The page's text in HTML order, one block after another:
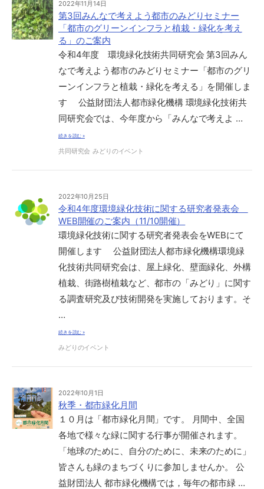
2022年11月14日
第3回みんなで考えよう都市のみどりセミナー
「都市のグリーンインフラと植栽・緑化を考え
る」のご案内
令和4年度 環境緑化技術共同研究会 第3回みん
なで考えよう都市のみどりセミナー「都市のグリ
ーンインフラと植栽・緑化を考える」を開催しま
す 公益財団法人都市緑化機構 環境緑化技術共
同研究会では、今年度から「みんなで考えよ …
続きを読む »
共同研究会 みどりのイベント
2022年10月25日
令和4年度環境緑化技術に関する研究者発表会
WEB開催のご案内（11/10開催）
環境緑化技術に関する研究者発表会をWEBにて
開催します 公益財団法人都市緑化機構環境緑
化技術共同研究会は、屋上緑化、壁面緑化、外構
植栽、街路樹植栽など、都市の「みどり」に関す
る調査研究及び技術開発を実施しております。そ
…
続きを読む »
みどりのイベント
2022年10月1日
秋季・都市緑化月間
１０月は「都市緑化月間」です。 月間中、全国
各地で様々な緑に関する行事が開催されます。
「地球のために、自分のために、未来のために」
皆さんも緑のまちづくりに参加しませんか。 公
益財団法人 都市緑化機構では，毎年の都市緑 …